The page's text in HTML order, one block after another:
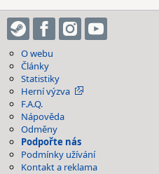
O webu
Články
Statistiky
Herní výzva
F.A.Q.
Nápověda
Odměny
Podpořte nás
Podmínky užívání
Kontakt a reklama